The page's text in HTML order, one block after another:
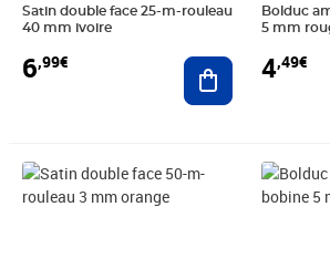
Satin double face 25-m-rouleau
40 mm ivoire
6,99€ Ajouter au
Bolduc
5 mm
4,49€
Prix 4,99€ Prix 4,49€